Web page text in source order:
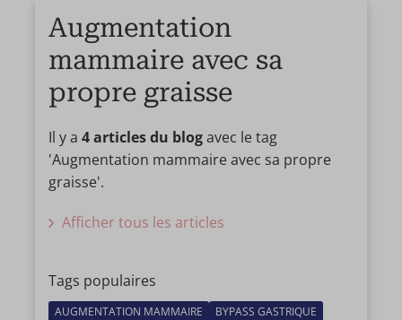
Augmentation
mammaire avec sa
propre graisse
Il y a 4 articles du blogavec le tag
'Augmentation mammaire avec sa propre
graisse'.
Afficher tous les articles
Tags populaires
AUGMENTATION MAMMAIRE
BYPASS GASTRIQUE